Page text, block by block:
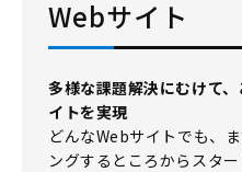
Webサイト
多様な課題解決にむけて
イトを実現
どんなWebサイトでも、
ングするところからスタ